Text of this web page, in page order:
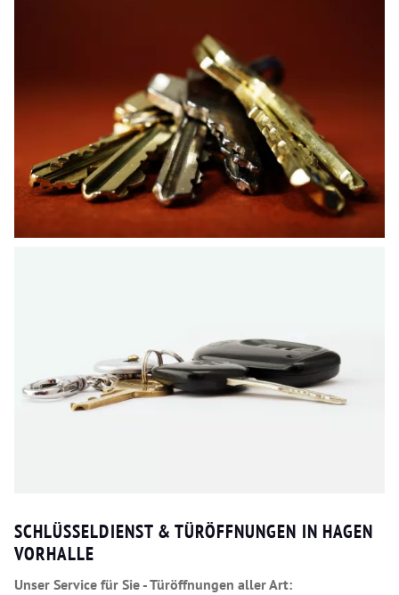
SCHLÜSSELDIENST & TÜRÖFFNUNGEN IN HAGEN
VORHALLE
Unser Service für Sie - Türöffnungen aller Art: